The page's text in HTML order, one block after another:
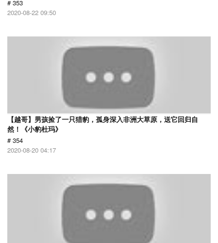
# 353
2020-08-22 09:50
【越哥】男孩捡了一只猎豹，孤身深入非洲大草原，送它回归自
然！《小豹杜玛》
# 354
2020-08-20 04:17